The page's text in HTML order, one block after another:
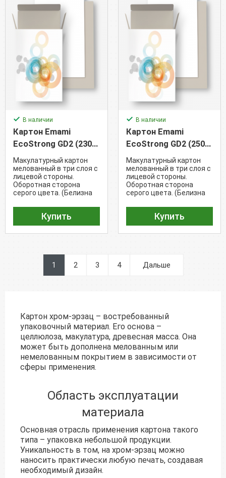
В наличии
Картон Emami
EcoStrong GD2 (230
г/м²)
Макулатурный картон
мелованный в три слоя с
лицевой стороны.
Оборотная сторона
серого цвета. (Белизна
Купить
В наличии
Картон Emami
EcoStrong GD2 (250
г/м²)
Макулатурный картон
мелованный в три слоя с
лицевой стороны.
Оборотная сторона
серого цвета. (Белизна
Купить
1 2 3 4 Дальше
Картон хром-эрзац – востребованный
упаковочный материал. Его основа –
целлюлоза, макулатура, древесная масса. Она
может быть дополнена мелованным или
немелованным покрытием в зависимости от
сферы применения.
Область эксплуатации
материала
Основная отрасль применения картона такого
типа – упаковка небольшой продукции.
Уникальность в том, на хром-эрзац можно
наносить практически любую печать, создавая
необходимый дизайн.